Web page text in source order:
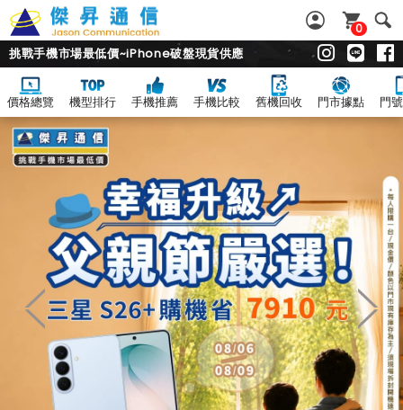
0
挑戰手機市場最低價~iPhone破盤現貨供應
價格總覽 機型排行 手機推薦 手機比較 舊機回收 門市據點 門